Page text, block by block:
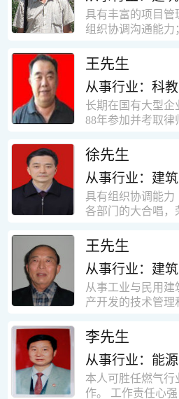
建设项目施工员
裙楼一栋8000平
栋16000平方，6层
术负责人，该项目
有圆形连体熟料仓
米，砖混结构，皮
结构长185米，高
年调入新乡市新营
营乡刘庄火力发电
平方装配式工业厂
区项目经理，该项
结构，总建筑面积
限公司专业监理工
限公司任专业监理
有：广东东莞市花
工程，该工程有
栋9000平方米。东
场；一栋17层。2
框架结构。南奥园
程。30年的工作经
建筑行业的多种工
能力。 ? 自认为
责任心、有敬业
力的职业经理人
利人。
具有丰富的项目管
组织协调沟通能力
闭路电视监控系统
一卡通系统、停车
统、远程抄表系统
有较强的售前技
富的设备调试经验
建与扩充经验，并
王先生
从事行业：科
长期在国有大型企
88年参加并考取律
辽宁华夏律师事务
所执业。王律师在
多次与美国、英国
地的律师共同办理
诉讼和非诉讼的合
对刑事案件、仲裁
擅长处理涉及公司
收购重组等法律业
论文在省部级会
的执业经历中，王
和非诉讼案件，取
律师一贯的工作作
合法权益第一，忠
的永恒的追求。
徐先生
从事行业：建
具有组织协调能力
各部门的大合唱，
等领域）；实际工
富。
王先生
从事行业：建
从事工业与民用
产开发的技术管理
最高26层。基础理
深厚，能熟练从事
计算工作，有丰富
工技术经验。知识
决算、资产评估等
李先生
从事行业：能
本人可胜任燃气行
作。 工作责任心